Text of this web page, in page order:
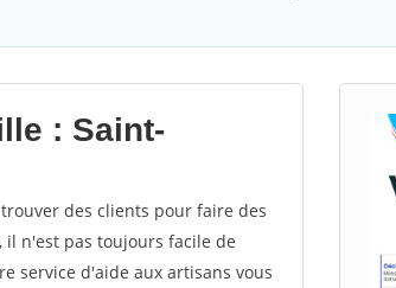
: Saint-
des clients pour faire des
n'est pas toujours facile de
service d'aide aux artisans vous